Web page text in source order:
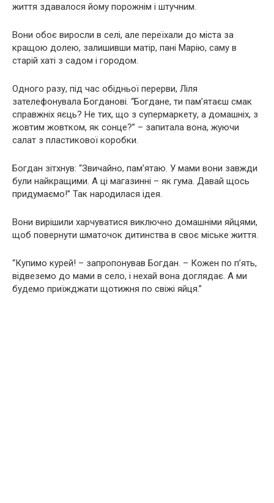
життя здавалося йому порожнім і штучним.
Вони обоє виросли в селі, але переїхали до міста за
кращою долею, залишивши матір, пані Марію, саму в
старій хаті з садом і городом.
Одного разу, під час обідньої перерви, Ліля
зателефонувала Богданові. “Богдане, ти пам’ятаєш смак
справжніх яєць? Не тих, що з супермаркету, а домашніх, з
жовтим жовтком, як сонце?” – запитала вона, жуючи
салат з пластикової коробки.
Богдан зітхнув: “Звичайно, пам’ятаю. У мами вони завжди
були найкращими. А ці магазинні – як гума. Давай щось
придумаємо!” Так народилася ідея.
Вони вирішили харчуватися виключно домашніми яйцями,
щоб повернути шматочок дитинства в своє міське життя.
“Купимо курей! – запропонував Богдан. – Кожен по п’ять,
відвеземо до мами в село, і нехай вона доглядає. А ми
будемо приїжджати щотижня по свіжі яйця.”